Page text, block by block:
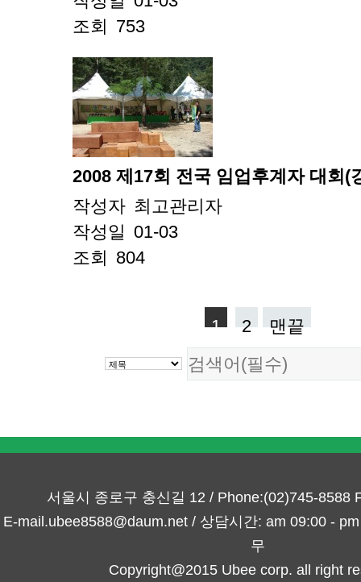
조회 753
2008 제17회 전국 임업후계자 대회(
작성자 최고관리자
작성일 01-03
조회 804
1 2 맨끝
서울시 종로구 충신길 12 / Phone:(02)745-8588
E-mail.ubee8588@daum.net / 상담시간: am 09:00 -
무
Copyright@2015 Ubee corp. all right